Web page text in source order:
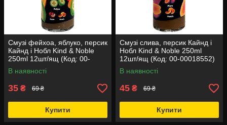
Смузі фейхоа, яблуко, персик
Кайнд і Нобл Kind & Noble
250ml 12шт/ящ (Код: 00-
00018551)
В наявності
35 ₴ 69 ₴
Купити
Смузі слива, персик Кайнд і
Нобл Kind & Noble 250ml
12шт/ящ (Код: 00-00018552)
В наявності
45 ₴ 69 ₴
Купити